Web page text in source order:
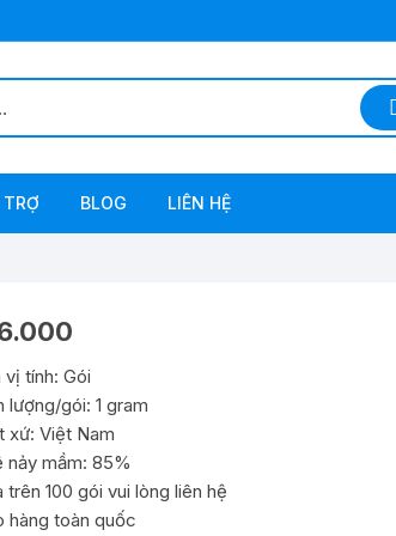
BỘ CƠ BẢN BỆNH Ở RAU – PHÒNG TRỪ
BỆNH
TRỢ
MẬT KHẨU
DÕI ĐƠN HÀNG
TRỢ SAU KHI LẮP BTN
& TRẢ LỜI ( Q&A )
BLOG LIÊN HỆ
tính: Gói
lượng/gói: 1 gram
xứ: Việt Nam
nảy mầm: 85%
trên 100 gói vui lòng liên hệ
hàng toàn quốc